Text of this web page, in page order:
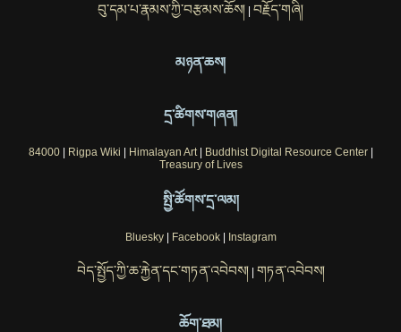
བུ་དམ་པ་རྣམས་ཀྱི་བརྩམས་ཆོས། བརྗོད་གཞི།
མཉན་ཆས།
དྲ་ཚིགས་གཞན།
84000| Rigpa Wiki Himalayan Art| Buddhist Digital Resource Center|
Treasury of Lives
སྤྱི་ཚོགས་དྲ་ལམ།
Bluesky| Facebook| Instagram
བེད་སྤྱོད་ཀྱི་ཆ་རྐྱེན་དང་གཏན་འབེབས། གཏན་འབེབས།
ཆོག་ཐམ།